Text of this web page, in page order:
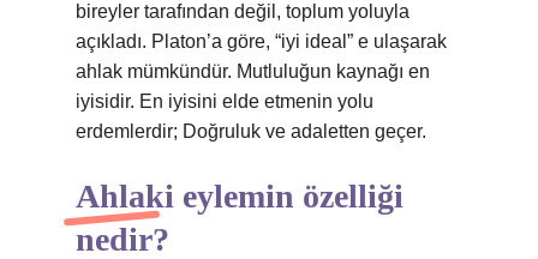
bireyler tarafından değil, toplum yoluyla
açıkladı. Platon’a göre, “iyi ideal” e ulaşarak
ahlak mümkündür. Mutluluğun kaynağı en
iyisidir. En iyisini elde etmenin yolu
erdemlerdir; Doğruluk ve adaletten geçer.
Ahlaki eylemin özelliği
nedir?